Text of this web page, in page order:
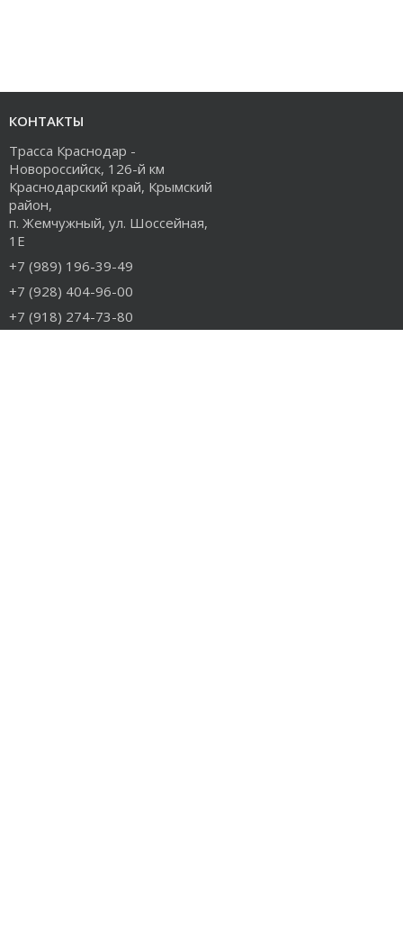
КОНТАКТЫ
Трасса Краснодар -
Новороссийск, 126-й км
Краснодарский край, Крымский
район,
п. Жемчужный, ул. Шоссейная,
1Е
+7 (989) 196-39-49
+7 (928) 404-96-00
+7 (918) 274-73-80